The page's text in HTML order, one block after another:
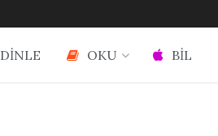
DİNLE OKU BİL